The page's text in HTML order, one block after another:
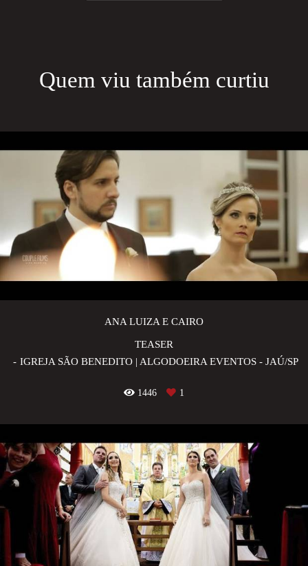
Quem viu também curtiu
ANA LUIZA E CAIRO
TEASER
IGREJA SÃO BENEDITO | ALGODOEIRA EVENTOS - JAÚ/SP
1446 1